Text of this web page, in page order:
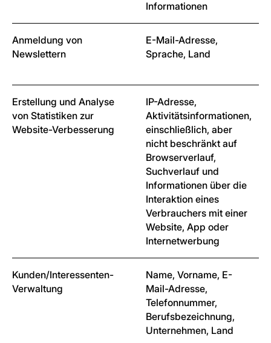
Informationen
Anmeldung von
Newslettern
E-Mail-Adresse,
Sprache, Land
Erstellung und Analyse
von Statistiken zur
Website-Verbesserung
IP-Adresse,
Aktivitätsinformationen,
einschließlich, aber
nicht beschränkt auf
Browserverlauf,
Suchverlauf und
Informationen über die
Interaktion eines
Verbrauchers mit einer
Website, App oder
Internetwerbung
Kunden/Interessenten-
Verwaltung
Name, Vorname, E-
Mail-Adresse,
Telefonnummer,
Berufsbezeichnung,
Unternehmen, Land